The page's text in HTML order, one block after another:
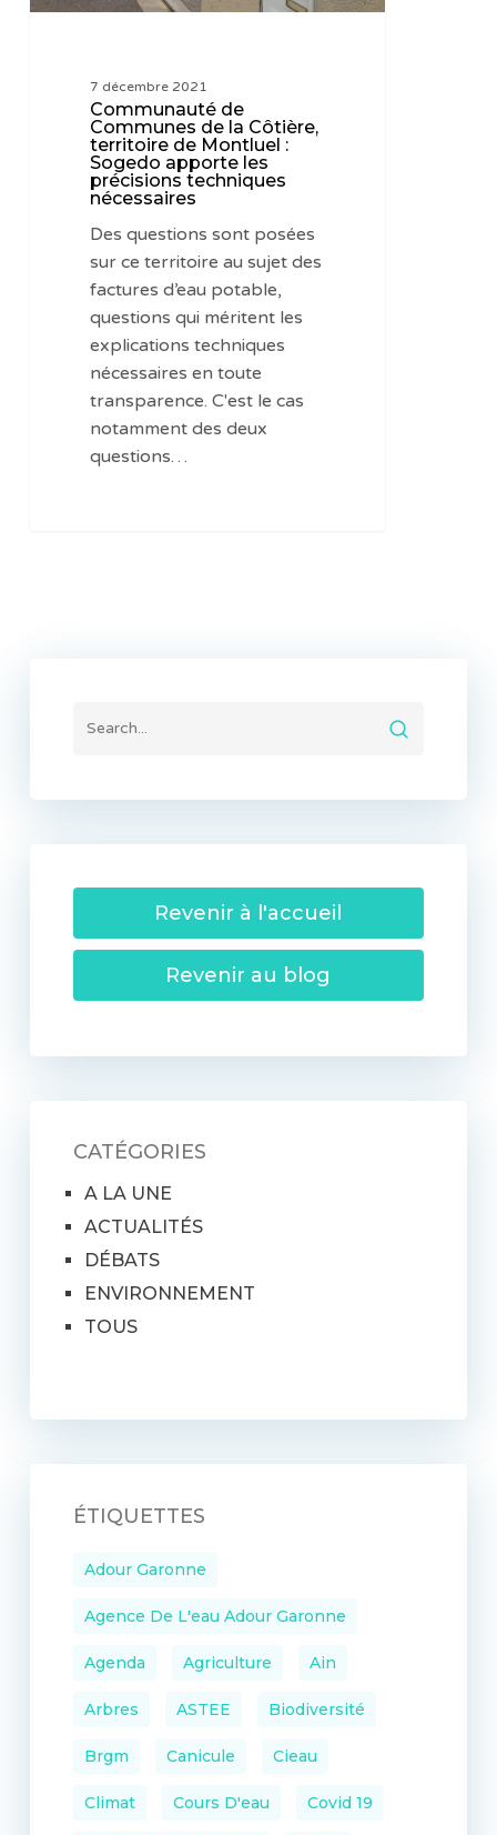
Montluel
apporte
précisions
techniques
nécessaires
7 décembre 2021
Communauté de
Communes de la Côtière,
territoire de Montluel :
Sogedo apporte les
précisions techniques
nécessaires
Des questions sont posées
sur ce territoire au sujet des
factures d’eau potable,
questions qui méritent les
explications techniques
nécessaires en toute
transparence. C'est le cas
notamment des deux
questions…
Revenir à l'accueil
Revenir au blog
CATÉGORIES
A LA UNE
ACTUALITÉS
DÉBATS
ENVIRONNEMENT
TOUS
ÉTIQUETTES
Adour Garonne
Agence De L'eau Adour Garonne
Agenda Agriculture Ain
Arbres ASTEE Biodiversité
Brgm Canicule Cieau
Climat Cours D'eau Covid 19